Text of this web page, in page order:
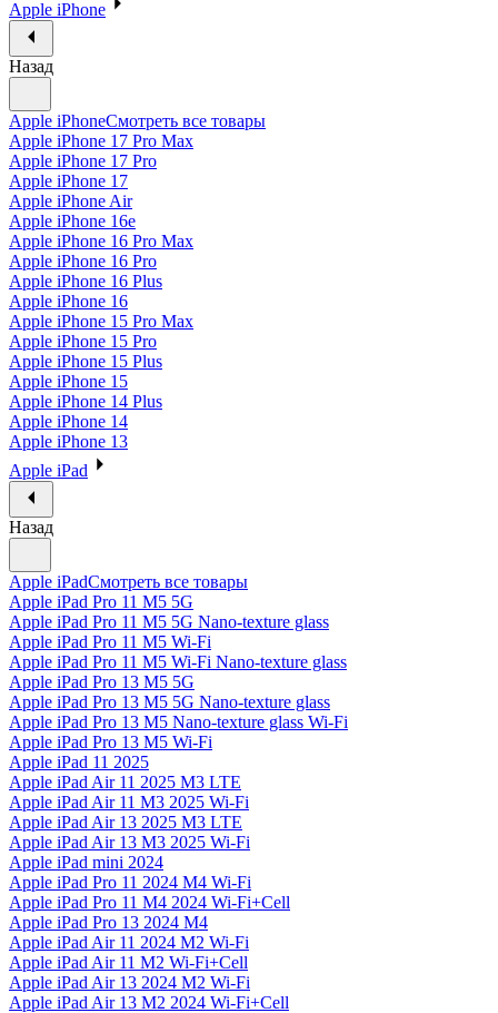
Apple iPhone
Назад
Apple iPhoneСмотреть все товары
Apple iPhone 17 Pro Max
Apple iPhone 17 Pro
Apple iPhone 17
Apple iPhone Air
Apple iPhone 16e
Apple iPhone 16 Pro Max
Apple iPhone 16 Pro
Apple iPhone 16 Plus
Apple iPhone 16
Apple iPhone 15 Pro Max
Apple iPhone 15 Pro
Apple iPhone 15 Plus
Apple iPhone 15
Apple iPhone 14 Plus
Apple iPhone 14
Apple iPhone 13
Apple iPad
Назад
Apple iPadСмотреть все товары
Apple iPad Pro 11 M5 5G
Apple iPad Pro 11 M5 5G Nano-texture glass
Apple iPad Pro 11 M5 Wi-Fi
Apple iPad Pro 11 M5 Wi-Fi Nano-texture glass
Apple iPad Pro 13 M5 5G
Apple iPad Pro 13 M5 5G Nano-texture glass
Apple iPad Pro 13 M5 Nano-texture glass Wi-Fi
Apple iPad Pro 13 M5 Wi-Fi
Apple iPad 11 2025
Apple iPad Air 11 2025 M3 LTE
Apple iPad Air 11 M3 2025 Wi-Fi
Apple iPad Air 13 2025 M3 LTE
Apple iPad Air 13 M3 2025 Wi-Fi
Apple iPad mini 2024
Apple iPad Pro 11 2024 M4 Wi-Fi
Apple iPad Pro 11 M4 2024 Wi-Fi+Cell
Apple iPad Pro 13 2024 M4
Apple iPad Air 11 2024 M2 Wi-Fi
Apple iPad Air 11 M2 Wi-Fi+Cell
Apple iPad Air 13 2024 M2 Wi-Fi
Apple iPad Air 13 M2 2024 Wi-Fi+Cell